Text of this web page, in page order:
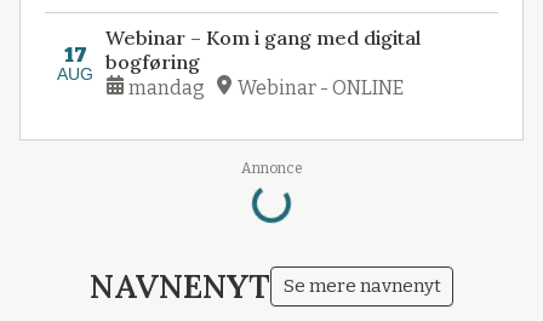
17
AUG
Webinar – Kom i gang med digital
bogføring
mandag Webinar - ONLINE
Annonce
Loading...
NAVNENYT Se mere navnenyt